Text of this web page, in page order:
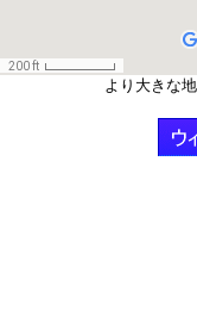
より大きな